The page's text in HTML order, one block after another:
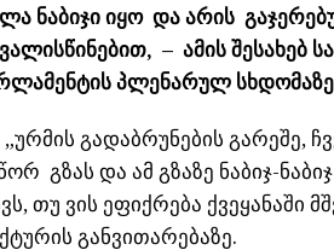
ნაბიჯი იყო და არის
– ამის შესახებ
პლენარულ
გადაბრუნების გარეშე,
გზას და ამ გზაზე ნაბიჯ-ნაბიჯ
თუ ვის ეფიქრება ქვეყანაში
განვითარებაზე.